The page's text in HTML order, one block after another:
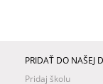
PRIDAŤ DO NAŠEJ
Pridaj školu